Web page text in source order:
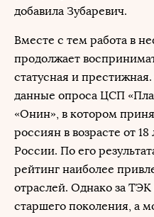
добавила Зубаревич.
Вместе с тем работа в
продолжает
статусная и
данные опроса ЦСП
«Онин», в котором
россиян в возрасте от
России. По его
рейтинг наиболее
отраслей. Однако за
старшего поколения, а